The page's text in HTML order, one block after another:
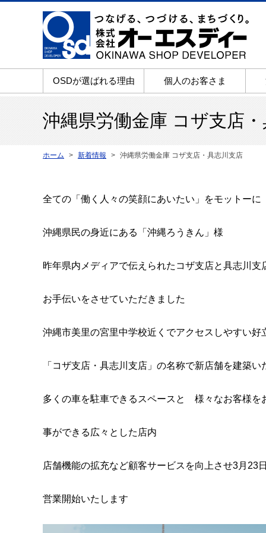
OSDが選ばれる理由 個人のお客さま
沖縄県労働金庫 コザ支店
ホーム 新着情報 沖縄県労働金庫 コザ支店・具志川支店
全ての「働く人々の笑顔にあいたい」をモットーに
沖縄県民の身近にある「沖縄ろうきん」様
昨年県内メディアで伝えられたコザ支店と具志川支
お手伝いをさせていただきました
沖縄市美里の宮里中学校近くでアクセスしやすい好
「コザ支店・具志川支店」の名称で新店舗を建築い
多くの車を駐車できるスペースと 様々なお客様を
事ができる広々とした店内
店舗機能の拡充など顧客サービスを向上させ3月23
営業開始いたします